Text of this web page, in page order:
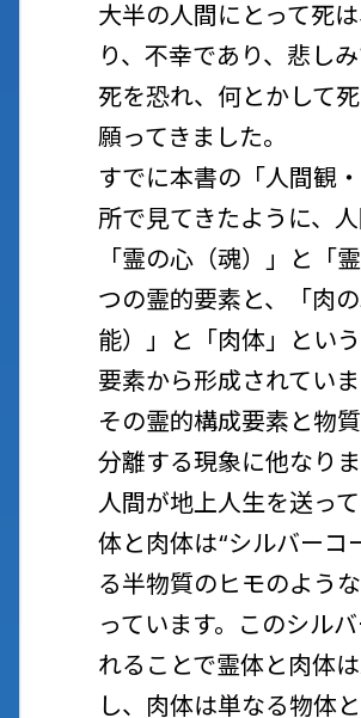
大半の人間にとって死
り、不幸であり、悲し
死を恐れ、何とかして
願ってきました。
すでに本書の「人間観
所で見てきたように、
「霊の心（魂）」と「
つの霊的要素と、「肉
能）」と「肉体」とい
要素から形成されていま
その霊的構成要素と物
分離する現象に他なりま
人間が地上人生を送っ
体と肉体は“シルバーコ
る半物質のヒモのよう
っています。このシル
れることで霊体と肉体
し、肉体は単なる物体